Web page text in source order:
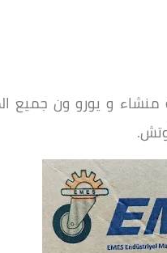
منشاء و يورو ون جميع